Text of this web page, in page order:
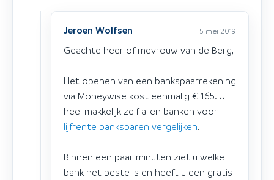
Jeroen Wolfsen 5 mei 2019
Geachte heer of mevrouw van de Berg,
Het openen van een bankspaarrekening
via Moneywise kost eenmalig € 165. U
heel makkelijk zelf allen banken voor
lijfrente banksparen vergelijken.
Binnen een paar minuten ziet u welke
bank het beste is en heeft u een gratis